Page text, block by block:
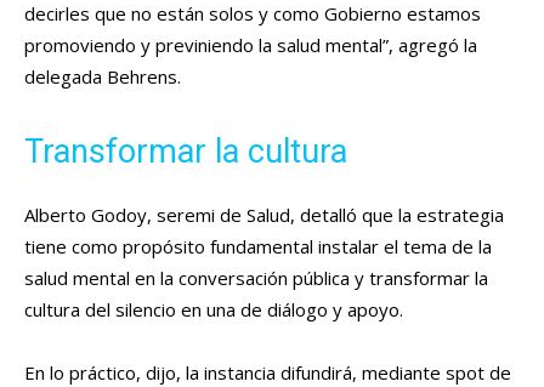
decirles que no están solos y como Gobierno estamos
promoviendo y previniendo la salud mental”, agregó la
delegada Behrens.
Transformar la cultura
Alberto Godoy, seremi de Salud, detalló que la estrategia
tiene como propósito fundamental instalar el tema de la
salud mental en la conversación pública y transformar la
cultura del silencio en una de diálogo y apoyo.
En lo práctico, dijo, la instancia difundirá, mediante spot de